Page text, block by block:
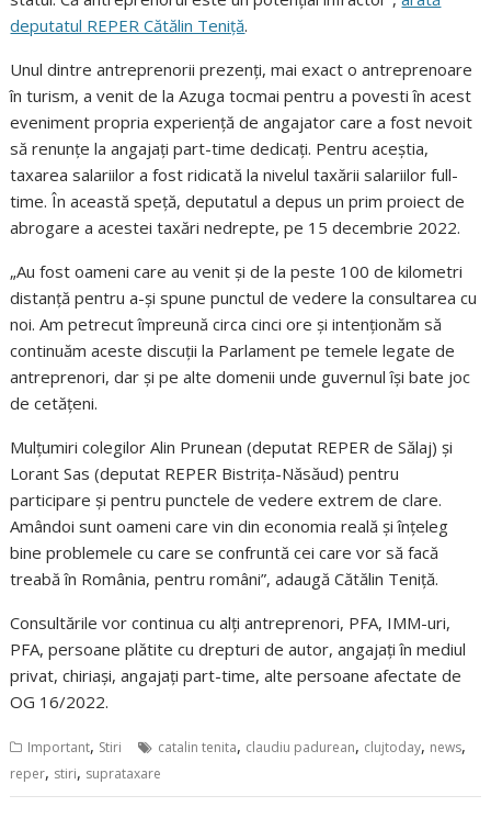
deputatul REPER Cătălin Teniță.
Unul dintre antreprenorii prezenți, mai exact o antreprenoare
în turism, a venit de la Azuga tocmai pentru a povesti în acest
eveniment propria experiență de angajator care a fost nevoit
să renunțe la angajați part-time dedicați. Pentru aceștia,
taxarea salariilor a fost ridicată la nivelul taxării salariilor full-
time. În această speță, deputatul a depus un prim proiect de
abrogare a acestei taxări nedrepte, pe 15 decembrie 2022.
„Au fost oameni care au venit și de la peste 100 de kilometri
distanță pentru a-și spune punctul de vedere la consultarea cu
noi. Am petrecut împreună circa cinci ore și intenționăm să
continuăm aceste discuții la Parlament pe temele legate de
antreprenori, dar și pe alte domenii unde guvernul își bate joc
de cetățeni.
Mulțumiri colegilor Alin Prunean (deputat REPER de Sălaj) și
Lorant Sas (deputat REPER Bistrița-Năsăud) pentru
participare și pentru punctele de vedere extrem de clare.
Amândoi sunt oameni care vin din economia reală și înțeleg
bine problemele cu care se confruntă cei care vor să facă
treabă în România, pentru români”, adaugă Cătălin Teniță.
Consultările vor continua cu alți antreprenori, PFA, IMM-uri,
PFA, persoane plătite cu drepturi de autor, angajați în mediul
privat, chiriași, angajați part-time, alte persoane afectate de
OG 16/2022.
Important, Stiri catalin tenita, claudiu padurean, clujtoday, news,
reper, stiri, suprataxare